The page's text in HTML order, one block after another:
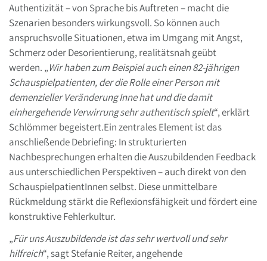
Authentizität – von Sprache bis Auftreten – macht die
Szenarien besonders wirkungsvoll. So können auch
anspruchsvolle Situationen, etwa im Umgang mit Angst,
Schmerz oder Desorientierung, realitätsnah geübt
werden. „Wir haben zum Beispiel auch einen 82-jährigen
Schauspielpatienten, der die Rolle einer Person mit
demenzieller Veränderung Inne hat und die damit
einhergehende Verwirrung sehr authentisch spielt“, erklärt
Schlömmer begeistert.Ein zentrales Element ist das
anschließende Debriefing: In strukturierten
Nachbesprechungen erhalten die Auszubildenden Feedback
aus unterschiedlichen Perspektiven – auch direkt von den
SchauspielpatientInnen selbst. Diese unmittelbare
Rückmeldung stärkt die Reflexionsfähigkeit und fördert eine
konstruktive Fehlerkultur.
„Für uns Auszubildende ist das sehr wertvoll und sehr
hilfreich“, sagt Stefanie Reiter, angehende